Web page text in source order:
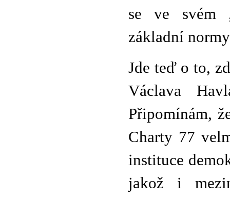
se ve svém
základní
Jde teď o to,
Václava
Připomínám,
Charty 77
instituce
jakož i